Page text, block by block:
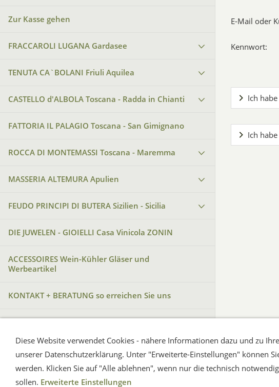
Zur Kasse gehen
FRACCAROLI LUGANA Gardasee
TENUTA CA`BOLANI Friuli Aquilea
CASTELLO d'ALBOLA Toscana - Radda in Chianti
FATTORIA IL PALAGIO Toscana - San Gimignano
ROCCA DI MONTEMASSI Toscana - Maremma
MASSERIA ALTEMURA Apulien
FEUDO PRINCIPI DI BUTERA Sizilien - Sicilia
DIE JUWELEN - GIOIELLI Casa Vinicola ZONIN
ACCESSOIRES Wein-Kühler Gläser und
Werbeartikel
KONTAKT + BERATUNG so erreichen Sie uns
E-Mail oder
Kennwort:
Ich
Ich
Impressum
Diese Website verwendet Cookies - nähere Informationen dazu und zu
unserer Datenschutzerklärung. Unter "Erweiterte-Einstellungen" können
werden. Klicken Sie auf "Alle ablehnen", wenn nur die technisch
sollen. Erweiterte Einstellungen